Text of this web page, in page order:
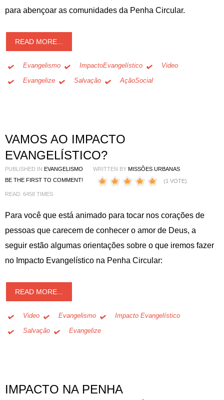
para abençoar as comunidades da Penha Circular.
READ MORE...
Evangelismo ImpactoEvangelístico
Video
Evangelize
Salvação AçãoSocial
VAMOS AO IMPACTO
EVANGELÍSTICO?
PUBLISHED IN EVANGELISMO WRITTEN BY MISSÕES URBANAS
BE THE FIRST TO COMMENT!
(1 VOTE)
READ: 6458 TIMES
Para você que está animado para tocar nos corações de
pessoas que carecem de conhecer o amor de Deus, a
seguir estão algumas orientações sobre o que iremos fazer
no Impacto Evangelístico na Penha Circular:
READ MORE...
Video Evangelismo
Impacto Evangelístico
Salvação
Evangelize
IMPACTO NA PENHA